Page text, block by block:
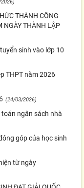
THÀNH CÔNG
NGÀY THÀNH LẬP
sinh vào lớp 10
THPT năm 2026
(24/03/2026)
ngân sách nhà
góp của học sinh
từ ngày